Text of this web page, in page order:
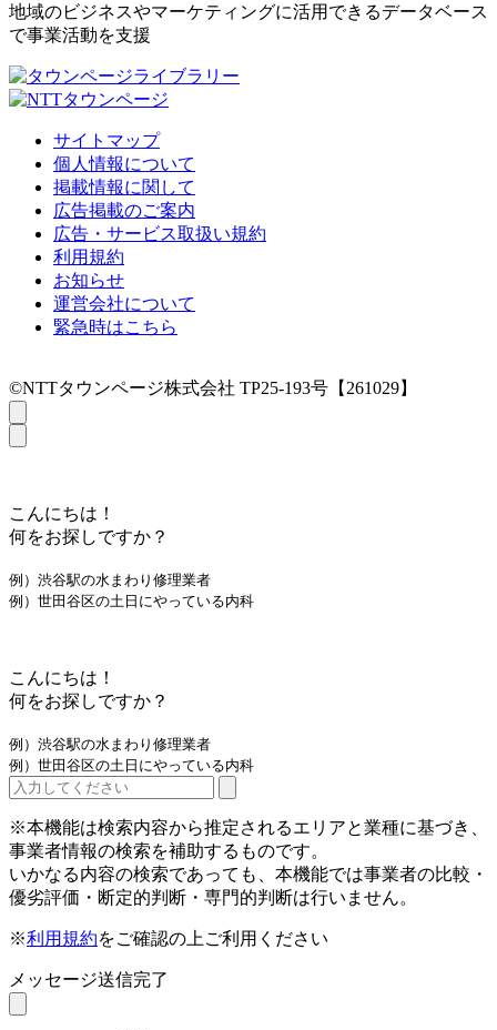
地域のビジネスやマーケティングに活用できるデータベース
で事業活動を支援
サイトマップ
個人情報について
掲載情報に関して
広告掲載のご案内
広告・サービス取扱い規約
利用規約
お知らせ
運営会社について
緊急時はこちら
©NTTタウンページ株式会社 TP25-193号【261029】
こんにちは！
何をお探しですか？
例）渋谷駅の水まわり修理業者
例）世田谷区の土日にやっている内科
こんにちは！
何をお探しですか？
例）渋谷駅の水まわり修理業者
例）世田谷区の土日にやっている内科
※本機能は検索内容から推定されるエリアと業種に基づき、
事業者情報の検索を補助するものです。
いかなる内容の検索であっても、本機能では事業者の比較・
優劣評価・断定的判断・専門的判断は行いません。
※利用規約をご確認の上ご利用ください
メッセージ送信完了